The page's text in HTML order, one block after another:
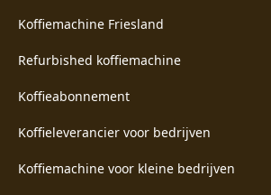
Koffiemachine Friesland
Refurbished koffiemachine
Koffieabonnement
Koffieleverancier voor bedrijven
Koffiemachine voor kleine bedrijven